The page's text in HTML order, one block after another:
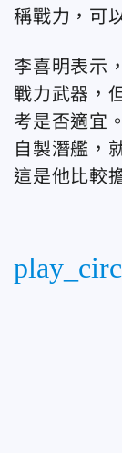
稱戰力，可
李喜明表示
戰力武器，
考是否適宜
自製潛艦，
這是他比較